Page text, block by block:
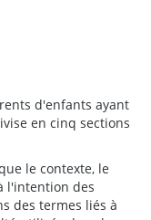
d'enfants ayant
en cinq sections
le contexte, le
l'intention des
des termes liés à